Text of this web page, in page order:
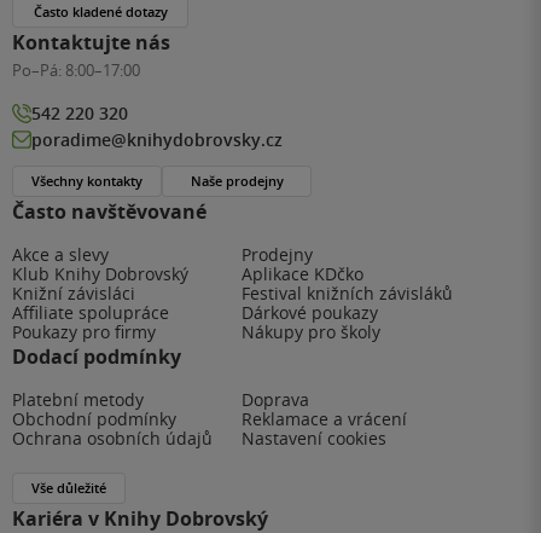
Často navštěvované
Akce a slevy
Prodejny
Klub Knihy Dobrovský
Aplikace KDčko
Knižní závisláci
Festival knižních závisláků
Affiliate spolupráce
Dárkové poukazy
Poukazy pro firmy
Nákupy pro školy
Dodací podmínky
Platební metody
Doprava
Obchodní podmínky
Reklamace a vrácení
Ochrana osobních údajů
Nastavení cookies
Vše důležité
Kariéra v Knihy Dobrovský
Často kladené dotazy
Kontaktujte nás
Po–Pá: 8:00–17:00
542 220 320
poradime@knihydobrovsky.cz
Všechny kontakty Naše prodejny